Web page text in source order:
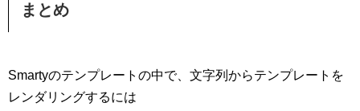
まとめ
Smartyのテンプレートの中で、文字列からテンプレートを
レンダリングするには